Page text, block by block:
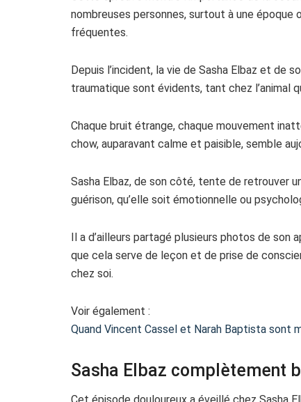
nombreuses personnes, surtout à une
fréquentes.
Depuis l’incident, la vie de Sasha Elbaz et de
traumatique sont évidents, tant chez l’animal
Chaque bruit étrange, chaque mouvement
chow, auparavant calme et paisible, semble
Sasha Elbaz, de son côté, tente de retrouver
guérison, qu’elle soit émotionnelle ou
Il a d’ailleurs partagé plusieurs photos de son
que cela serve de leçon et de prise de
chez soi.
Voir également :
Quand Vincent Cassel et Narah Baptista sont
Sasha Elbaz complètement